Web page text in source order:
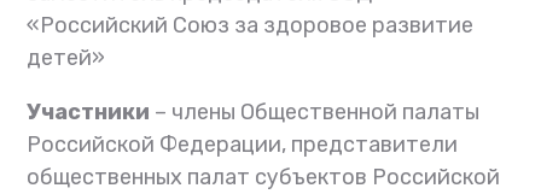
«Российский Союз за здоровое развитие
детей»
Участники – члены Общественной палаты
Российской Федерации, представители
общественных палат субъектов Российской